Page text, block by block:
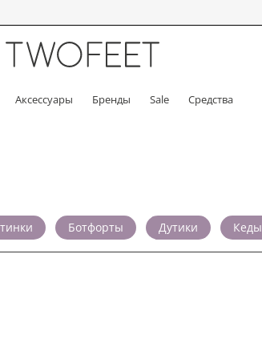
Аксессуары Бренды Sale Средства
Ботфорты Дутики